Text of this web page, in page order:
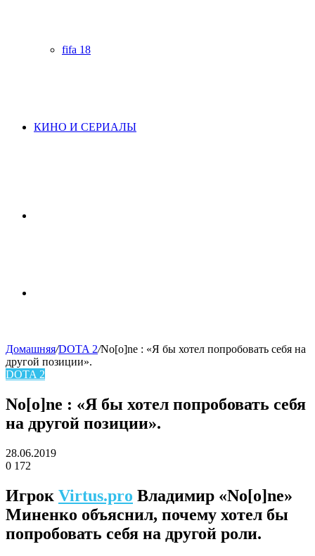
fifa 18
КИНО И СЕРИАЛЫ
skin
Домашняя/DOTA 2/No[o]ne : «Я бы хотел попробовать себя на
другой позиции».
DOTA 2
No[o]ne : «Я бы хотел попробовать себя
на другой позиции».
28.06.2019
0 172
Игрок Virtus.pro Владимир «No[o]ne»
Миненко объяснил, почему хотел бы
попробовать себя на другой роли.